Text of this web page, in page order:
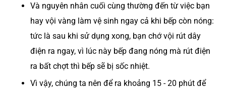
Và nguyên nhân cuối cùng thường đến từ việc bạn
hay vội vàng làm vệ sinh ngay cả khi bếp còn nóng:
tức là sau khi sử dụng xong, bạn chớ vội rút dây
điện ra ngay, vì lúc này bếp đang nóng mà rút điện
ra bất chợt thì bếp sẽ bị sốc nhiệt.
Vì vậy, chúng ta nên để ra khoảng 15 - 20 phút để